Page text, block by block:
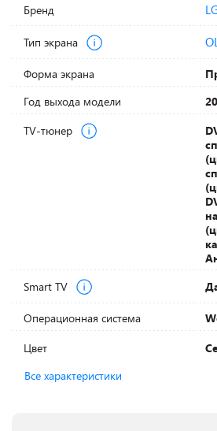
Бренд
Тип экрана
Форма экрана
Год выхода модели
TV-тюнер
Smart TV
Операционная система
Цвет
Все характеристики